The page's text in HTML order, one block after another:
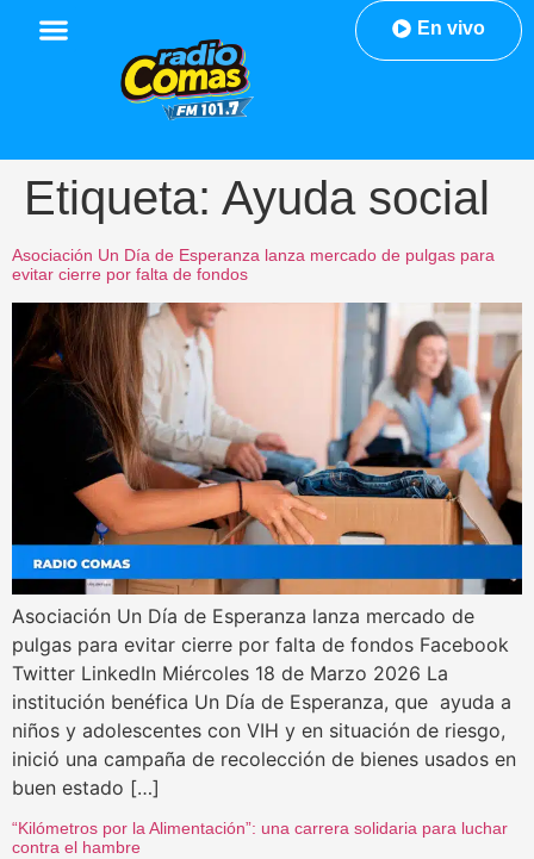
En vivo
Etiqueta: Ayuda social
Asociación Un Día de Esperanza lanza mercado de pulgas para
evitar cierre por falta de fondos
Asociación Un Día de Esperanza lanza mercado de
pulgas para evitar cierre por falta de fondos Facebook
Twitter LinkedIn Miércoles 18 de Marzo 2026 La
institución benéfica Un Día de Esperanza, que ayuda a
niños y adolescentes con VIH y en situación de riesgo,
inició una campaña de recolección de bienes usados en
buen estado […]
“Kilómetros por la Alimentación”: una carrera solidaria para luchar
contra el hambre